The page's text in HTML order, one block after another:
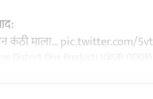
कंठी माला…pic.twitter.com/
District One Product) (@UP_ODOP)